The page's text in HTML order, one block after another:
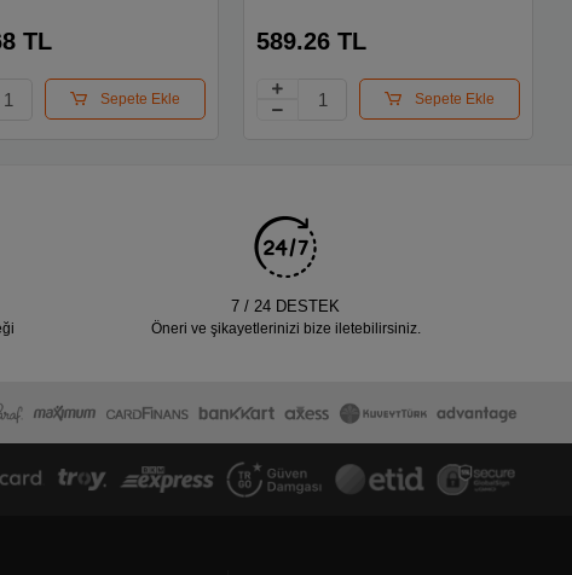
TL
Sepete Ekle
589.26 TL
Sepete Ekle
7 / 24 DESTEK
Öneri ve şikayetlerinizi bize iletebilirsiniz.